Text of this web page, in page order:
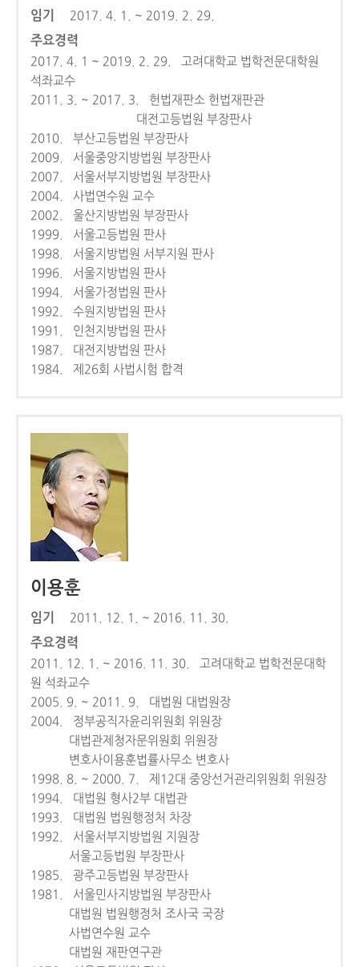
임기 2017. 4. 1. ~ 2019. 2. 29.
주요경력
2017. 4. 1 ~ 2019. 2. 29. 고려대학교 법학전문대학원
석좌교수
2011. 3. ~ 2017. 3. 헌법재판소 헌법재판관
대전고등법원 부장판사
2010. 부산고등법원 부장판사
2009. 서울중앙지방법원 부장판사
2007. 서울서부지방법원 부장판사
2004. 사법연수원 교수
2002. 울산지방법원 부장판사
1999. 서울고등법원 판사
1998. 서울지방법원 서부지원 판사
1996. 서울지방법원 판사
1994. 서울가정법원 판사
1992. 수원지방법원 판사
1991. 인천지방법원 판사
1987. 대전지방법원 판사
1984. 제26회 사법시험 합격
이용훈
임기 2011. 12. 1. ~ 2016. 11. 30.
주요경력
2011. 12. 1. ~ 2016. 11. 30. 고려대학교 법학전문대학
원 석좌교수
2005. 9. ~ 2011. 9. 대법원 대법원장
2004. 정부공직자윤리위원회 위원장
대법관제청자문위원회 위원장
변호사이용훈법률사무소 변호사
1998. 8. ~ 2000. 7. 제12대 중앙선거관리위원회 위원장
1994. 대법원 형사2부 대법관
1993. 대법원 법원행정처 차장
1992. 서울서부지방법원 지원장
서울고등법원 부장판사
1985. 광주고등법원 부장판사
1981. 서울민사지방법원 부장판사
대법원 법원행정처 조사국 국장
사법연수원 교수
대법원 재판연구관